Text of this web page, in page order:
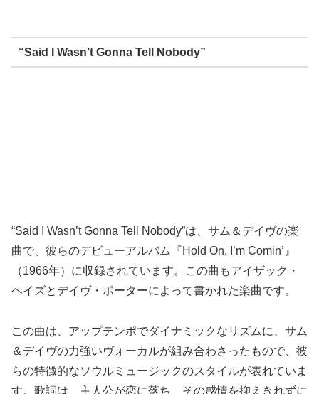
“Said I Wasn’t Gonna Tell Nobody”
“Said I Wasn’t Gonna Tell Nobody”は、サム＆デイヴの楽
曲で、彼らのデビューアルバム『Hold On, I’m Comin’』
（1966年）に収録されています。この曲もアイザック・
ヘイズとデイヴ・ポーターによって書かれた楽曲です。
この曲は、アップテンポでダイナミックなリズムに、サム
＆デイヴの力強いヴォーカルが組み合わさったもので、彼
らの特徴的なソウルミュージックのスタイルが表れていま
す。歌詞は、主人公が恋に落ち、その感情を抑えきれずに